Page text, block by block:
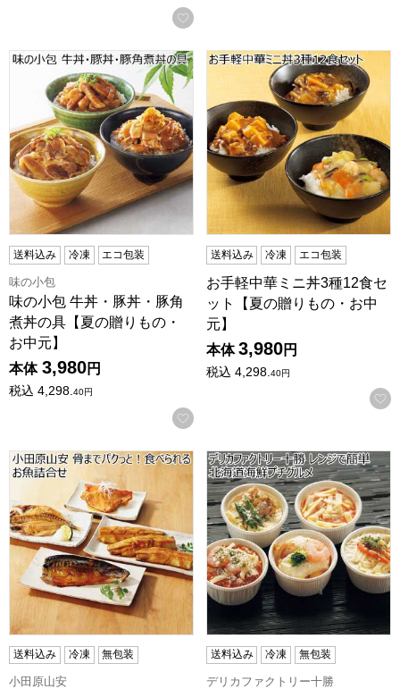
お気に入りに登録する
味の小包 牛丼・豚丼・豚角煮丼の具【夏の贈りもの・お中元
送料込み 冷凍 エコ包装
味の小包
味の小包 牛丼・豚丼・豚角
煮丼の具【夏の贈りもの・
お中元】
本体 3,980円
税込 4,298.40円
お気に入りに登録する
お手軽中華ミニ丼3種12食セ
送料込み 冷凍 エコ包装
お手軽中華ミニ丼3種12食セ
ット【夏の贈りもの・お中
元】
本体 3,980円
税込 4,298. 40円
小田原山安 骨までパクっと！食べられるお魚詰合せ【夏の
送料込み 冷凍 無包装
小田原山安
デリカファクトリー十勝 レ
送料込み 冷凍 無包装
デリカファクトリー十勝